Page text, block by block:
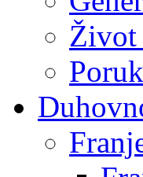
Život